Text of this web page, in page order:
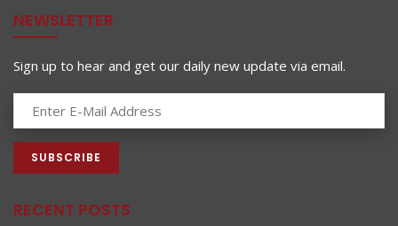
NEWSLETTER
Sign up to hear and get our daily new update via email.
RECENT POSTS